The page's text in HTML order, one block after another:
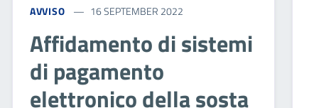
AVVISO 16 SEPTEMBER 2022
Affidamento di sistemi
di pagamento
elettronico della sosta